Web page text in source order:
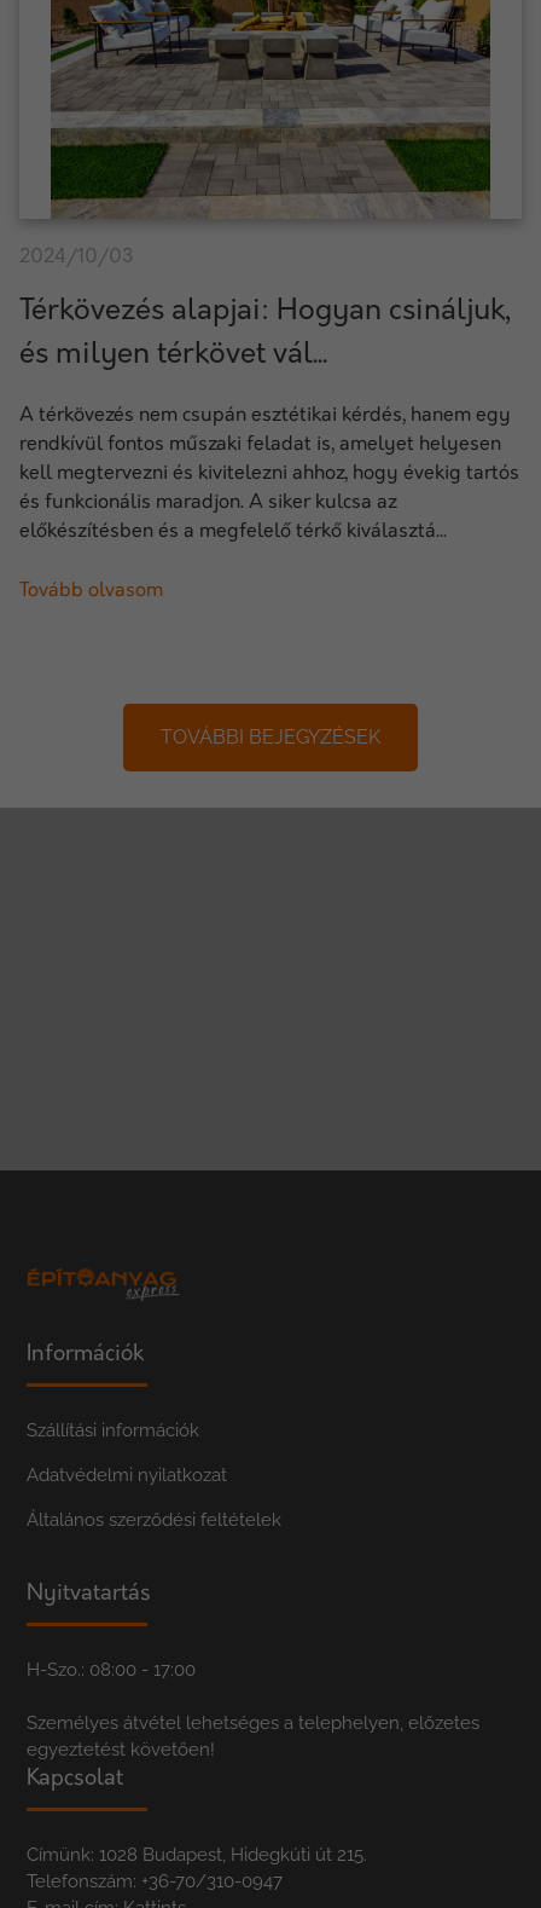
2024/10/03
Térkövezés alapjai: Hogyan csináljuk,
és milyen térkövet vál...
A térkövezés nem csupán esztétikai kérdés, hanem egy
rendkívül fontos műszaki feladat is, amelyet helyesen
kell megtervezni és kivitelezni ahhoz, hogy évekig tartós
és funkcionális maradjon. A siker kulcsa az
előkészítésben és a megfelelő térkő kiválasztá...
Tovább olvasom
TOVÁBBI BEJEGYZÉSEK
Információk
Szállítási információk
Adatvédelmi nyilatkozat
Általános szerződési feltételek
Nyitvatartás
H-Szo.: 08:00 - 17:00
Személyes átvétel lehetséges a telephelyen, előzetes
egyeztetést követően!
Kapcsolat
Címünk: 1028 Budapest, Hidegkúti út 215.
Telefonszám: +36-70/310-0947